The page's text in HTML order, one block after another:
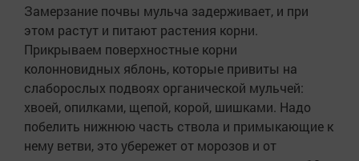
Замерзание почвы мульча задерживает, и при
этом растут и питают растения корни.
Прикрываем поверхностные корни
колонновидных яблонь, которые привиты на
слаборослых подвоях органической мульчей:
хвоей, опилками, щепой, корой, шишками. Надо
побелить нижнюю часть ствола и примыкающие к
нему ветви, это убережет от морозов и от